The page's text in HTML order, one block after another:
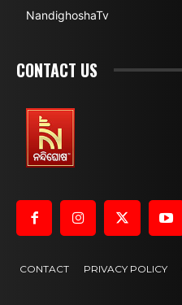
NandighoshaTv
CONTACT US
CONTACT PRIVACY POLICY